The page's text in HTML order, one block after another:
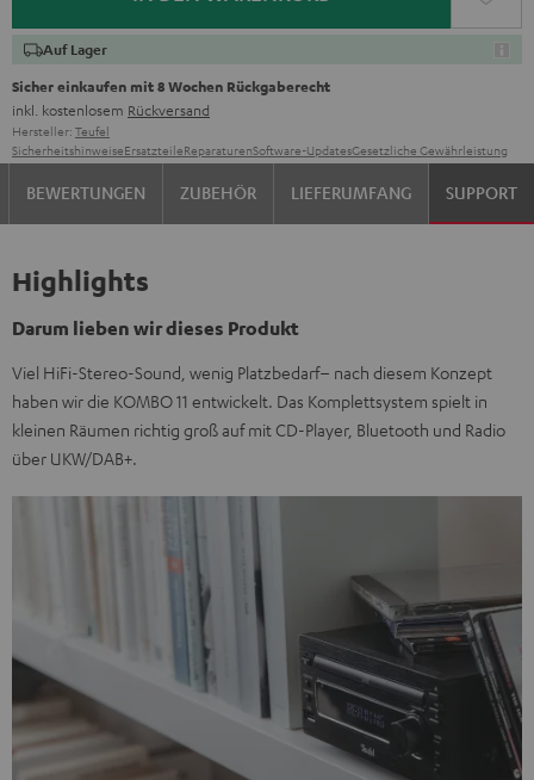
Auf Lager
Sicher einkaufen mit 8 Wochen Rückgaberecht
inkl. kostenlosem Rückversand
Hersteller: Teufel
SicherheitshinweiseErsatzteileReparaturenSoftware-UpdatesGesetzliche Gewährleistung
BEWERTUNGEN ZUBEHÖR LIEFERUMFANG SUPPORT
Highlights
Darum lieben wir dieses Produkt
Viel HiFi-Stereo-Sound, wenig Platzbedarf– nach diesem Konzept
haben wir die KOMBO 11 entwickelt. Das Komplettsystem spielt in
kleinen Räumen richtig groß auf mit CD-Player, Bluetooth und Radio
über UKW/DAB+.